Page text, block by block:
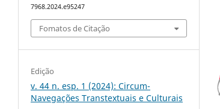
7968.2024.e95247
Fomatos de Citação
Edição
v. 44 n. esp. 1 (2024): Circum-
Navegações Transtextuais e Culturais